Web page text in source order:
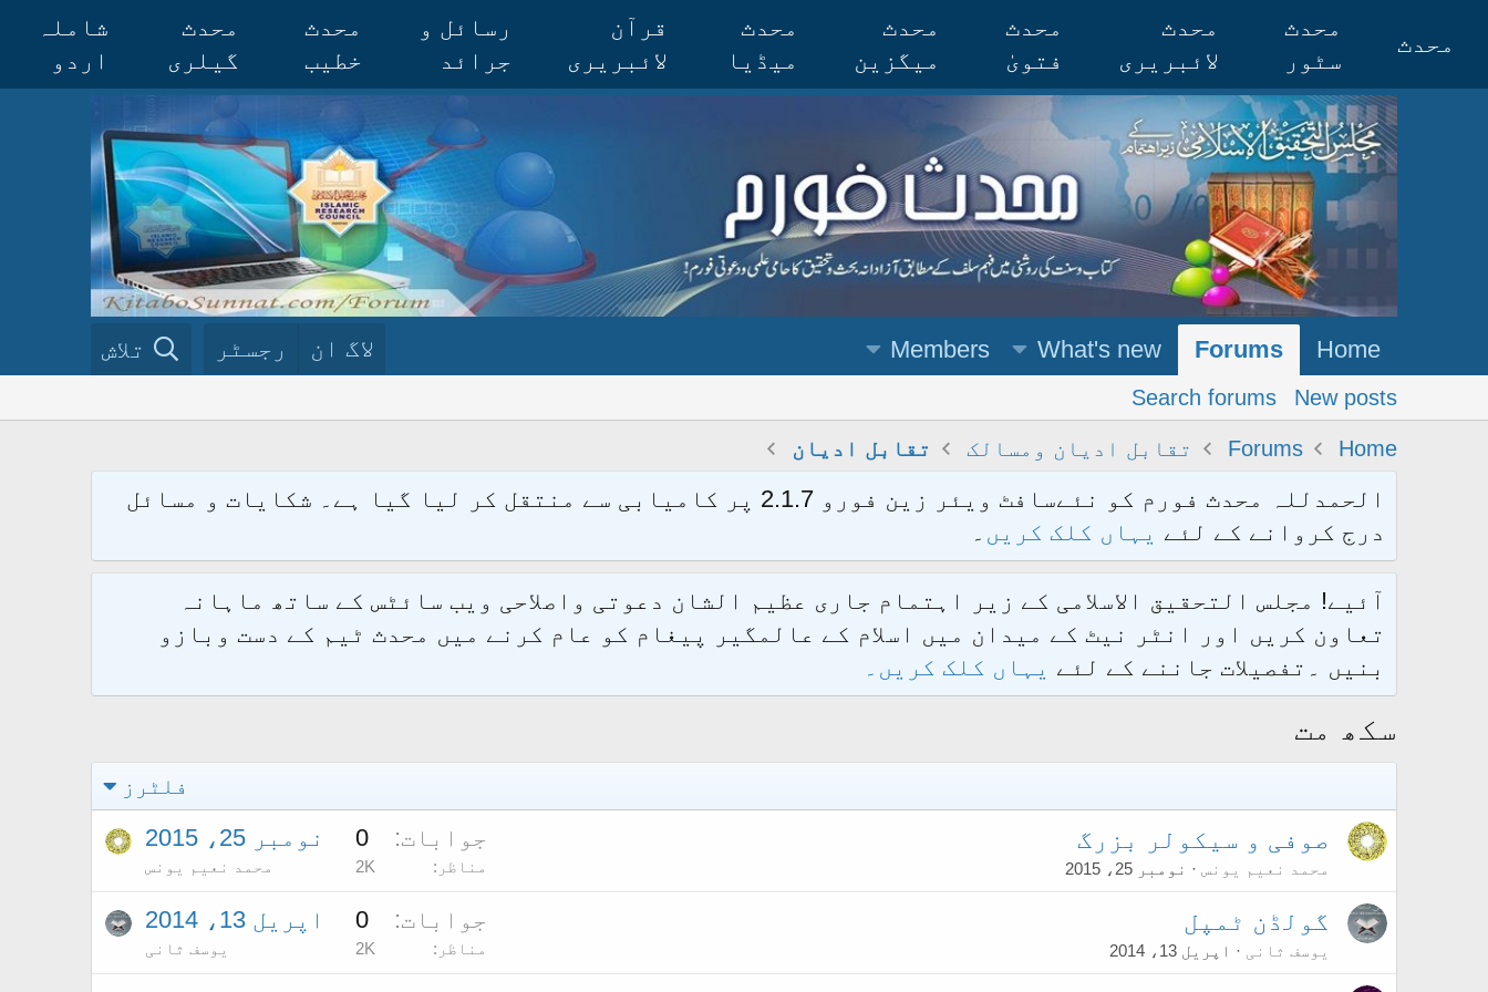
محدث
محدث
سٹور
محدث
لائبریری
محدث
فتویٰ
محدث
میگزین
محدث
میڈیا
قرآن
لائبریری
رسائل و
جرائد
محدث
خطیب
محدث
گیلری
شاملہ
اردو
Home
Forums
What's new
Members لاگ ان رجسٹر تلاش
New posts
Search forums
Home
Forums تقابل ادیان ومسالک تقابل ادیان
الحمدللہ محدث فورم کو نئےسافٹ ویئر زین فورو 2.1.7 پر کامیابی سے منتقل کر لیا گیا ہے۔ شکایات و مسائل
درج کروانے کے لئے یہاں کلک کریں ۔
آئیے! مجلس التحقیق الاسلامی کے زیر اہتمام جاری عظیم الشان دعوتی واصلاحی ویب سائٹس کے ساتھ ماہانہ
تعاون کریں اور انٹر نیٹ کے میدان میں اسلام کے عالمگیر پیغام کو عام کرنے میں محدث ٹیم کے دست وبازو
بنیں ۔تفصیلات جاننے کے لئے یہاں کلک کریں۔
سکھ مت
فلٹرز
صوفی و سیکولر بزرگ
محمد نعیم یونس نومبر 25، 2015
جوابات 0
مناظر 2K
نومبر 25، 2015
محمد نعیم یونس
گولڈن ٹمپل
یوسف ثانی اپریل 13، 2014
جوابات 0
مناظر 2K
اپریل 13، 2014
یوسف ثانی